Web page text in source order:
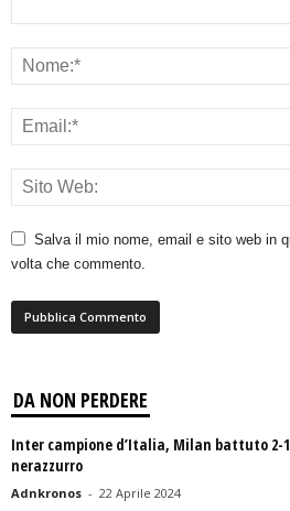
Salva il mio nome, email e sito web in
volta che commento.
DA NON PERDERE
Inter campione d’Italia, Milan battuto 2-
nerazzurro
Adnkronos - 22 Aprile 2024